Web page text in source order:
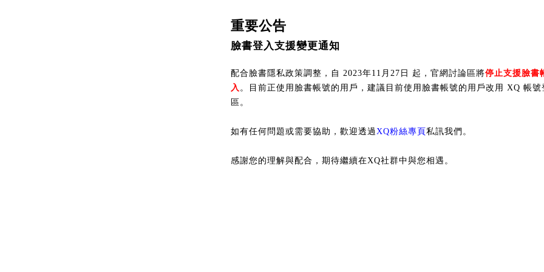
重要公告
臉書登入支援變更通知
配合臉書隱私政策調整，自 2023年11月27日 起，官網討論區將停止支援臉書
入 。目前正使用臉書帳號的用戶，建議目前使用臉書帳號的用戶改用 XQ 帳號
區。
如有任何問題或需要協助，歡迎透過XQ粉絲專頁 私訊我們。
感謝您的理解與配合，期待繼續在XQ社群中與您相遇。